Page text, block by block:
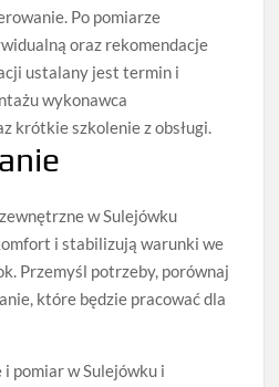
Po pomiarze
oraz rekomendacje
ustalany jest termin i
wykonawca
krótkie szkolenie z obsługi.
w Sulejówku
i stabilizują warunki we
Przemyśl potrzeby, porównaj
które będzie pracować dla
pomiar w Sulejówku i